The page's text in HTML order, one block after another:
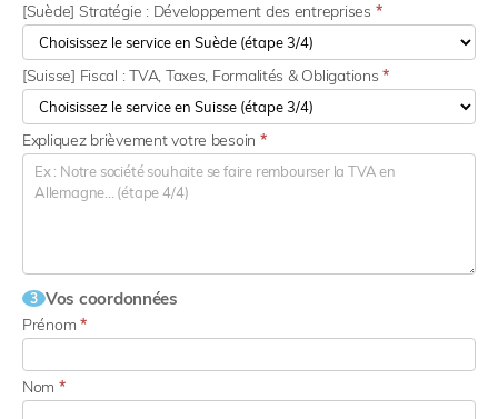
[Suède] Stratégie : Développement des entreprises *
[Suisse] Fiscal : TVA, Taxes, Formalités & Obligations*
Expliquez brièvement votre besoin *
3 Vos coordonnées
Prénom*
Nom *